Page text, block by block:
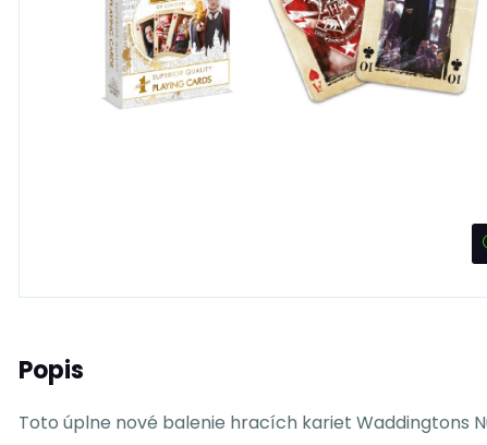
Popis
Toto úplne nové balenie hracích kariet Waddingtons